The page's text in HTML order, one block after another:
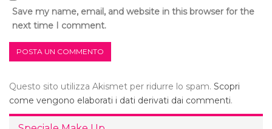
Save my name, email, and website in this browser for the
next time I comment.
Questo sito utilizza Akismet per ridurre lo spam. Scopri
come vengono elaborati i dati derivati dai commenti.